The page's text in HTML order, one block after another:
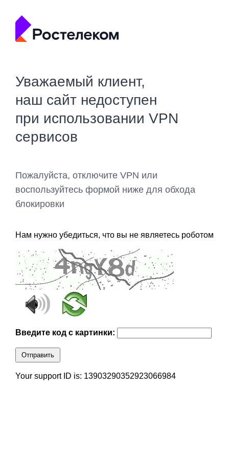
Уважаемый клиент,
наш сайт недоступен
при использовании VPN
сервисов
Пожалуйста, отключите VPN или
воспользуйтесь формой ниже для обхода
блокировки
Нам нужно убедиться, что вы не являетесь роботом
Введите код с картинки:
Отправить
Your support ID is: 13903290352923066984